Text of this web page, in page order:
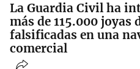
La Guardia Civil ha
más de 115.000 joyas
falsificadas en una
comercial